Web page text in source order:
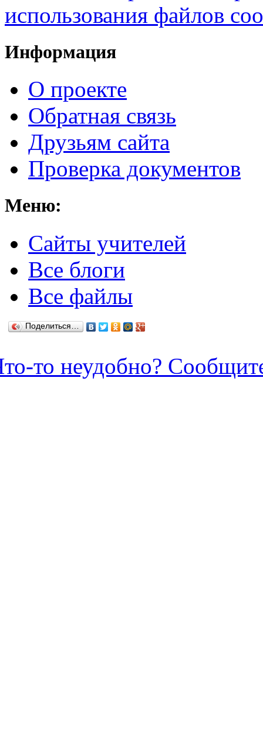
использования файлов
Информация
О проекте
Обратная связь
Друзьям сайта
Проверка документов
Меню:
Cайты учителей
Все блоги
Все файлы
Поделиться…
то неудобно?